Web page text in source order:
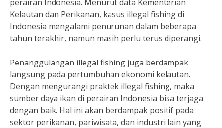
perairan Indonesia. Menurut data Kementerian
Kelautan dan Perikanan, kasus illegal fishing di
Indonesia mengalami penurunan dalam beberapa
tahun terakhir, namun masih perlu terus diperangi.
Penanggulangan illegal fishing juga berdampak
langsung pada pertumbuhan ekonomi kelautan.
Dengan mengurangi praktek illegal fishing, maka
sumber daya ikan di perairan Indonesia bisa terjaga
dengan baik. Hal ini akan berdampak positif pada
sektor perikanan, pariwisata, dan industri lain yang